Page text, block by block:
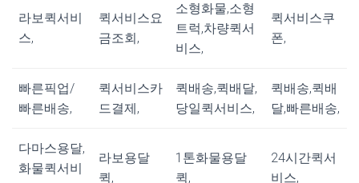
라보퀵서비
스,
퀵서비스요
금조회,
소형화물,소형
트럭,차량퀵서
비스,
퀵서비스쿠
폰,
빠른픽업/
빠른배송,
퀵서비스카
드결제,
퀵배송,퀵배달,
당일퀵서비스,
퀵배송,퀵배
달,빠른배송,
다마스용달,
화물퀵서비
라보용달
퀵,
1톤화물용달
퀵,
24시간퀵서
비스,